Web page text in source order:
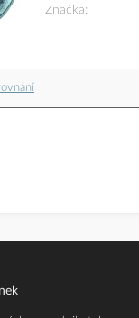
Značka